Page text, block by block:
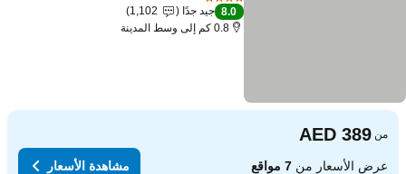
8.0 جيد جدًا
1,102
0.8 كم إلى وسط المدينة
من
عرض الأسعار من7 مواقع مشاهدة الأسعار